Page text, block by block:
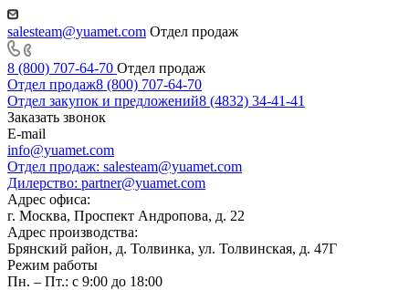
salesteam@yuamet.com Отдел продаж
8 (800) 707-64-70 Отдел продаж
Отдел продаж8 (800) 707-64-70
Отдел закупок и предложений8 (4832) 34-41-41
Заказать звонок
E-mail
info@yuamet.com
Отдел продаж: salesteam@yuamet.com
Дилерство: partner@yuamet.com
Адрес офиса:
г. Москва, Проспект Андропова, д. 22
Адрес производства:
Брянский район, д. Толвинка, ул. Толвинская, д. 47Г
Режим работы
Пн. – Пт.: с 9:00 до 18:00